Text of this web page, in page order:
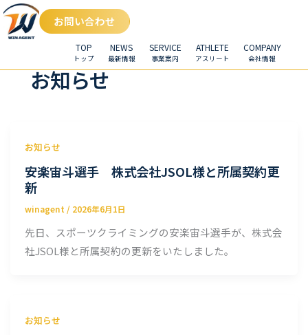
お問い合わせ
TOP
トップ
NEWS
最新情報
SERVICE
事業案内
ATHLETE
アスリート
COMPANY
会社情報
お知らせ
お知らせ
安楽宙斗選手 株式会社JSOL様と所属契約更
新
winagent / 2026年6月1日
先日、スポーツクライミングの安楽宙斗選手が、株式会
社JSOL様と所属契約の更新をいたしました。
お知らせ